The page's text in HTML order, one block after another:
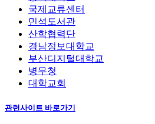
국제교류센터
민석도서관
산학협력단
경남정보대학교
부산디지털대학교
병무청
대학교회
관련사이트 바로가기